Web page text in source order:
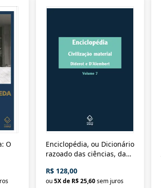
O
Enciclopédia, ou Dicionário
razoado das ciências, das
Civilização material
R$ 128,00
ou5X de R$ 25,60sem juros